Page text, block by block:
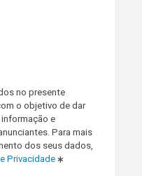
no presente
o objetivo de dar
e
Para mais
dos seus dados,
Privacidade